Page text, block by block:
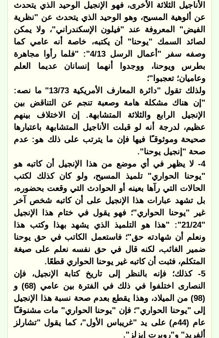
الأناجيل الثلاثة الأخرى، فهو الإنجيل الوحيد الذي يتحدث
عن ألوهية المسيح، وهو الوحيد الذي يتحدث عن "نظرية
الفيض" المعروفة عند "فيلون الإسكندراني"، ولا يمكن
لصائد السمك "يوحنا" أن يكتبه، خاصة أنه عامي كما
وصفه سفر "أعمال الرسل 4/13": "فلما رأوا مجاهرة
بطرس ويوحنا، ووجدوا أنهما إنسانان عديما العلم
وعاميان؛ تعجبوا"؛
ولذلك تقول "دائرة المعارف الأمريكية 13/73" ما نصه:
"إن هناك مشكلة هامة وصعبة تنجم عن التناقض بين
الإنجيل الرابع والثلاثة المتشابهة. إن الاختلاف بينهم
عظيم، لدرجة أنه لو قبلت الأناجيل المتشابهة باعتبارها
صحيحة وموثوقـًا فيها فإن ما يترتب على ذلك هو: عدم
صحة "إنجيل يوحنا".
4- لا يظهر في أي موضع من هذا الإنجيل أن كاتبه هو
"يوحنا الحواري" تلميذ المسيح، ولو كان كذلك لكتب
الحالات التي رآها بعينه أو الحوادث التي وقعت بحضوره،
بل تشهد عبارات هذا الإنجيل على أن كاتبه شخص آخر
غير "يوحنا الحواري"؛ فهو يقول في ختام هذا الإنجيل
"21/24": "هذا هو التلميذ الذي يشهد بهذا وكتب هذا
ونعلم أن شهادته حق"؛ فاستعمل الكاتب في حق يوحنا
ضمير الغائب، لكنه قال في حق نفسه نعلم على صيغة
المتكلم، فثبت أن كاتبه غير يوحنا الحواري قطعًا.
5- كذلك؛ فإنه بالنظر إلى تاريخ كتابة الإنجيل، فإن
النصارى اختلفوا في ذلك في الفترة بين عامي (68) و
(98) من الميلاد، وهذا يقطع بعدم صحة نسبة هذا الإنجيل
إلى "يوحنا الحواري"؛ فإن "يوحنا الحواري" مات مشنوقـًا
عام (44م) على يد "غريباس الأول"، كما يقول "تشارلز
ألفريد" و"روبرت إيزلز".